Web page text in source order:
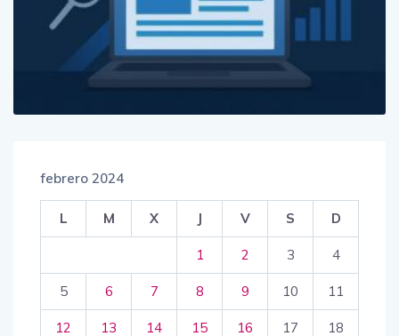
febrero 2024
L M X J V S D
1 2 3 4
5 6 7 8 9 10 11